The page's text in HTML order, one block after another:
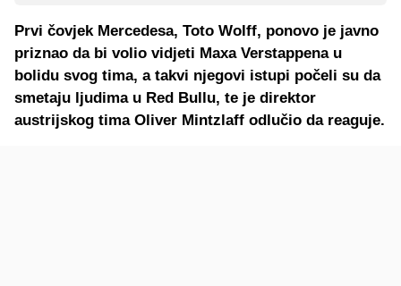
Prvi čovjek Mercedesa, Toto Wolff, ponovo je javno
priznao da bi volio vidjeti Maxa Verstappena u
bolidu svog tima, a takvi njegovi istupi počeli su da
smetaju ljudima u Red Bullu, te je direktor
austrijskog tima Oliver Mintzlaff odlučio da reaguje.